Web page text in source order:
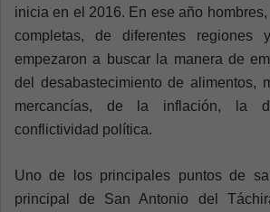
inicia en el 2016. En ese año
completas, de diferentes regiones
empezaron a buscar la manera de
del desabastecimiento de alimentos,
mercancías, de la inflación, la
conflictividad política.
Uno de los principales puntos de
principal de San Antonio del